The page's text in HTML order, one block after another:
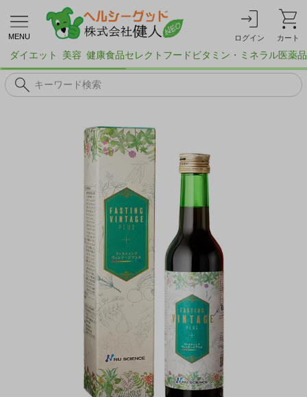
MENU ログイン カート
ダイエット 美容 健康食品セレクトフード ビタミン・ミネラル医薬品